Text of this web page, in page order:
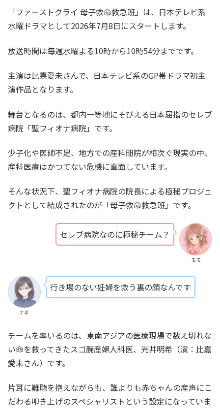
「ファーストクライ 母子救命救急班」は、日本テレビ系
水曜ドラマとして2026年7月8日にスタートします。
放送時間は毎週水曜よる10時から10時54分までです。
主演は比嘉愛未さんで、日本テレビ系のGP帯ドラマ初主
演作品となります。
舞台となるのは、都内一等地にそびえる日本屈指のセレブ
病院「聖フィオナ病院」です。
少子化や医師不足、地方での産科閉院が相次ぐ現実の中、
産科医療はかつてない危機に直面しています。
そんな状況下、聖フィオナ病院の院長による極秘プロジェ
クトとして結成されたのが「母子救命救急班」です。
モモ
セレブ病院なのに極秘チーム？
ナギ
行き場のない妊婦を救う裏の顔なんです
チームを率いるのは、東南アジアの医療現場で数え切れな
い命を救ってきたスゴ腕産婦人科医、光井明希（演：比嘉
愛未さん）です。
片耳に難聴を抱えながらも、誰よりも赤ちゃんの産声にこ
だわる叩き上げのスペシャリストという設定になっていま